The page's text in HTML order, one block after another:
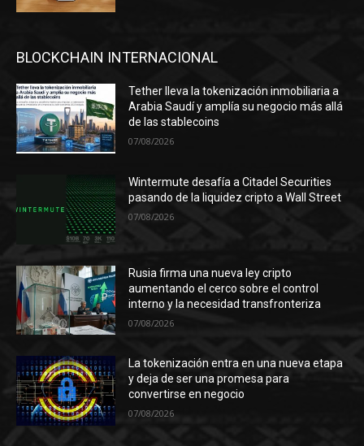
BLOCKCHAIN INTERNACIONAL
Tether lleva la tokenización inmobiliaria a
Arabia Saudí y amplía su negocio más allá
de las stablecoins
07/08/2026
Wintermute desafía a Citadel Securities
pasando de la liquidez cripto a Wall Street
07/08/2026
Rusia firma una nueva ley cripto
aumentando el cerco sobre el control
interno y la necesidad transfronteriza
07/08/2026
La tokenización entra en una nueva etapa
y deja de ser una promesa para
convertirse en negocio
07/08/2026